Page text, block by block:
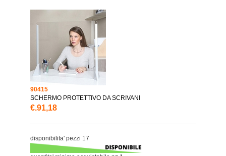
90415
SCHERMO PROTETTIVO DA SCRIVANI
€.91,18
disponibilita' pezzi 17